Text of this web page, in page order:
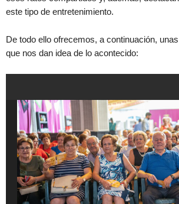
este tipo de entretenimiento.
De todo ello ofrecemos, a continuación,
que nos dan idea de lo acontecido: